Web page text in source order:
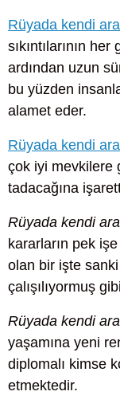
Rüyada kendi
sıkıntılarının
ardından uzun
bu yüzden
alamet eder.
Rüyada kendi
çok iyi mevkilere
tadacağına
Rüyada kendi
kararların pek
olan bir işte
çalışılıyormuş
Rüyada kendi
yaşamına yeni
diplomalı kimse
etmektedir.